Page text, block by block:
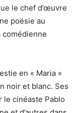
le chef d’œuvre
poésie au
comédienne
en « Maria »
noir et blanc. Ses
le cinéaste Pablo